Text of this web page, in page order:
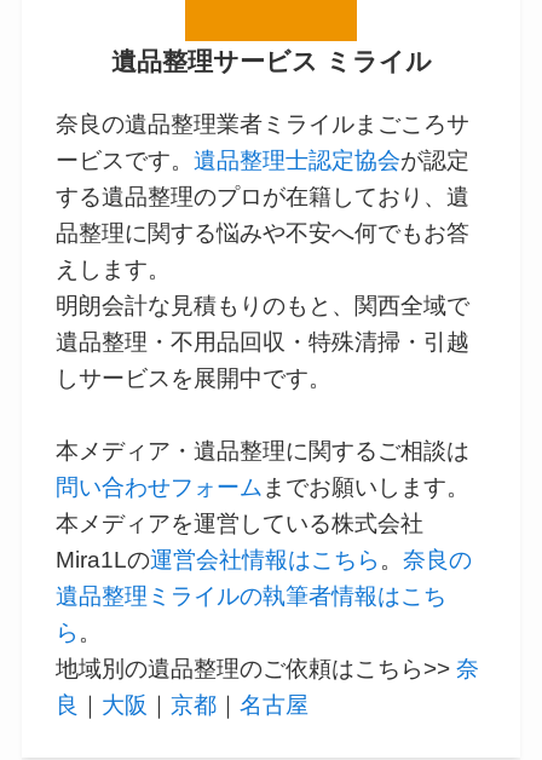
遺品整理サービス ミライル
奈良の遺品整理業者ミライルまごころサ
ービスです。遺品整理士認定協会が認定
する遺品整理のプロが在籍しており、遺
品整理に関する悩みや不安へ何でもお答
えします。
明朗会計な見積もりのもと、関西全域で
遺品整理・不用品回収・特殊清掃・引越
しサービスを展開中です。
本メディア・遺品整理に関するご相談は
問い合わせフォーム までお願いします。
本メディアを運営している株式会社
Mira1Lの運営会社情報はこちら 。奈良の
遺品整理ミライルの執筆者情報はこち
ら 。
地域別の遺品整理のご依頼はこちら>>奈
良
大阪 ｜京都 ｜名古屋